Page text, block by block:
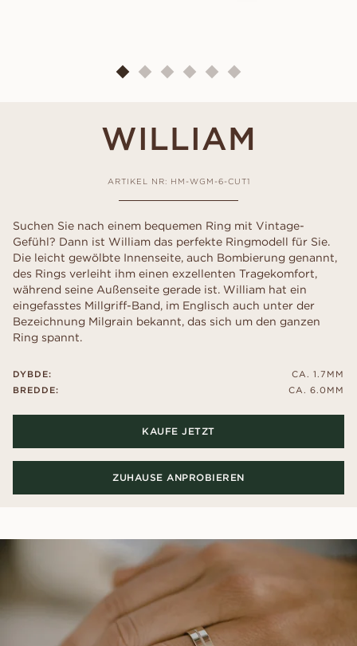
WILLIAM
ARTIKEL NR: HM-WGM-6-CUT1
Suchen Sie nach einem bequemen Ring mit Vintage-
Gefühl? Dann ist William das perfekte Ringmodell für Sie.
Die leicht gewölbte Innenseite, auch Bombierung genannt,
des Rings verleiht ihm einen exzellenten Tragekomfort,
während seine Außenseite gerade ist. William hat ein
eingefasstes Millgriff-Band, im Englisch auch unter der
Bezeichnung Milgrain bekannt, das sich um den ganzen
Ring spannt.
DYBDE:
BREDDE:
CA. 1.7MM
CA. 6.0MM
KAUFE JETZT
ZUHAUSE ANPROBIEREN